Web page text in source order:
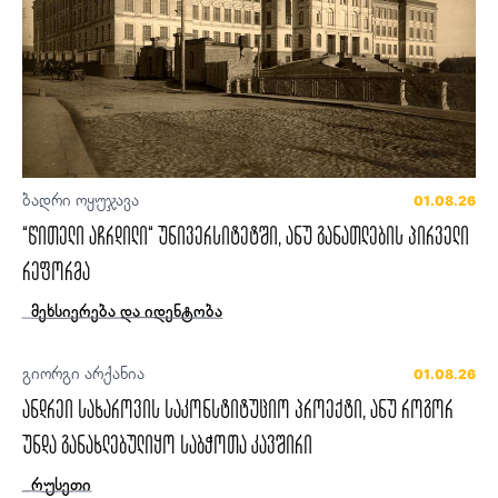
ბადრი ოყუჯავა 01.08.26
“წითელი აჩრდილი“ უნივერსიტეტში, ანუ განათლების პირველი
რეფორმა
მეხსიერება და იდენტობა
გიორგი არქანია 01.08.26
ანდრეი სახაროვის საკონსტიტუციო პროექტი, ანუ როგორ
უნდა განახლებულიყო საბჭოთა კავშირი
რუსეთი